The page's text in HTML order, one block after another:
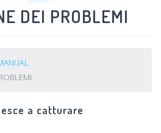
DEI PROBLEMI
a catturare